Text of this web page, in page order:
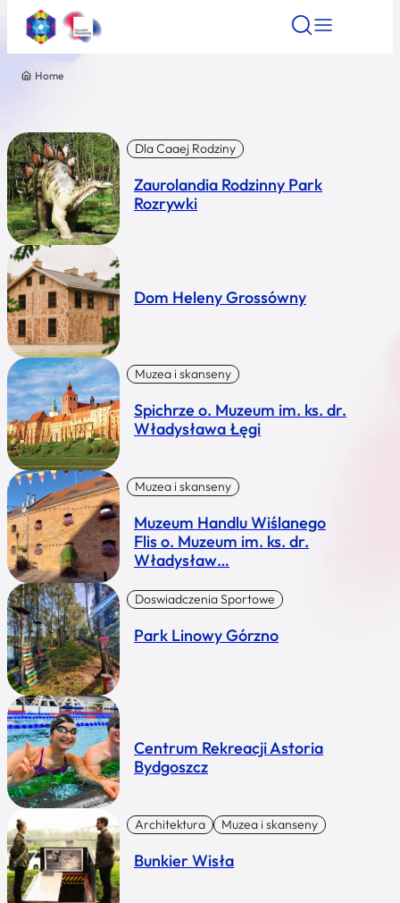
Nazwa atrakcji
Miasto
Kategoria
Home
Dla Caaej Rodziny
Zaurolandia Rodzinny Park
Rozrywki
Dom Heleny Grossówny
Muzea i skanseny
Spichrze o. Muzeum im. ks. dr.
Władysława Łęgi
Muzea i skanseny
Muzeum Handlu Wiślanego
Flis o. Muzeum im. ks. dr.
Władysław…
Doswiadczenia Sportowe
Park Linowy Górzno
Centrum Rekreacji Astoria
Bydgoszcz
Architektura Muzea i skanseny
Bunkier Wisła